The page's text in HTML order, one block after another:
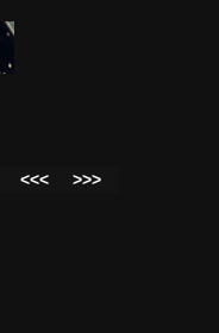
<<< >>>